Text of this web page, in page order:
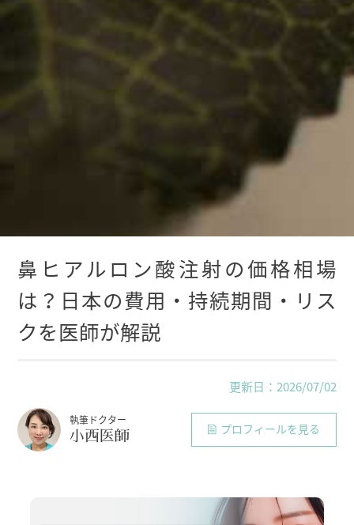
鼻ヒアルロン酸注射の価格相場
は？日本の費用・持続期間・リス
クを医師が解説
更新日：2026/07/02
執筆ドクター
小西医師 プロフィールを見る